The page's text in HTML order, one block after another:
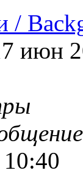
июн